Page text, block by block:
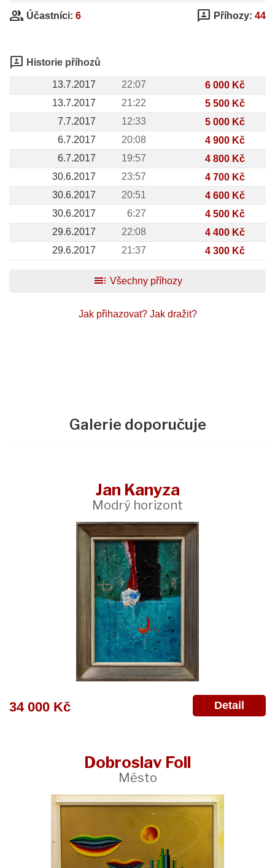
group Účastníci: 6 3p Příhozy: 44
3p Historie příhozů
13.7.2017 22:07
6 000 Kč
13.7.2017
21:22
5 500 Kč
7.7.2017
12:33
5 000 Kč
6.7.2017
20:08
4 900 Kč
6.7.2017
19:57
4 800 Kč
30.6.2017
23:57
4 700 Kč
30.6.2017
20:51
4 600 Kč
30.6.2017
6:27
4 500 Kč
29.6.2017
22:08
4 400 Kč
29.6.2017
21:37 4 300 Kč
toc Všechny příhozy
Jak přihazovat? Jak dražit?
Galerie doporučuje
Jan Kanyza
Modrý horizont
34 000 Kč Detail
Dobroslav Foll
Město